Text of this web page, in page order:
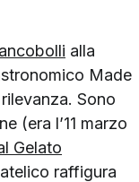
alla
Made
Sono
(era l’11 marzo
Gelato
raffigura